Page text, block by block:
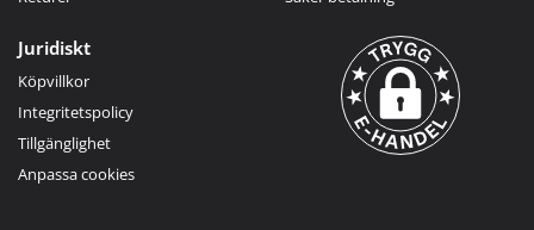
Juridiskt
Köpvillkor
Integritetspolicy
Tillgänglighet
Anpassa cookies